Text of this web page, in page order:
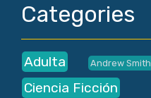
Categories
Adulta Andrew Smith
Ciencia Ficción